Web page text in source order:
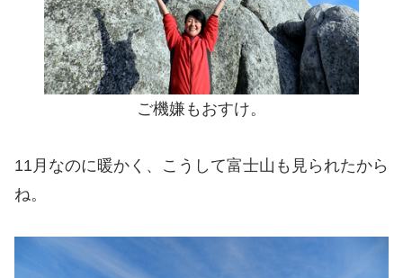
ご機嫌もおすけ。
11月なのに暖かく、こうして富士山も見られたから
ね。